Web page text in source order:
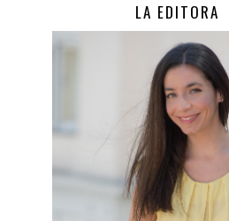
LA EDITORA